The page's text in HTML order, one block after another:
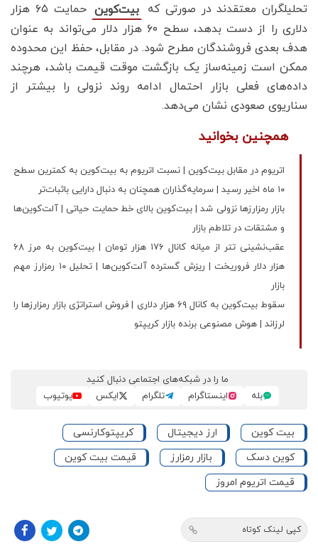
تحلیلگران معتقدند در صورتی که بیت‌کوین
حمایت ۶۵ هزار
دلاری را از دست بدهد، سطح ۶۰ هزار دلار می‌تواند به عنوان
هدف بعدی فروشندگان مطرح شود. در مقابل، حفظ این محدوده
ممکن است زمینه‌ساز یک بازگشت موقت قیمت باشد، هرچند
داده‌های فعلی بازار احتمال ادامه روند نزولی را بیشتر از
سناریوی صعودی نشان می‌دهد.
همچنین بخوانید
اتریوم در مقابل بیت‌کوین | نسبت اتریوم به بیت‌کوین به کمترین سطح
۱۰ ماه اخیر رسید | سرمایه‌گذاران همچنان به دنبال دارایی باثبات‌تر
بازار رمزارزها نزولی شد | بیت‌کوین بالای خط حمایت حیاتی | آلت‌کوین‌ها
و مشتقات در تلاطم بازار
عقب‌نشینی تتر از میانه کانال ۱۷۶ هزار تومان | بیت‌کوین به مرز ۶۸
هزار دلار فروریخت | ریزش گسترده آلت‌کوین‌ها | تحلیل ۱۰ رمزارز مهم
بازار
سقوط بیت‌کوین به کانال ۶۹ هزار دلاری | فروش استراتژی بازار رمزارزها را
لرزاند | هوش مصنوعی برنده بازار کریپتو
ما را در شبکه‌های اجتماعی دنبال کنید
بله
اینستاگرام تلگرام ایکس یوتیوب
بیت کوین ارز دیجیتال
کریپتوکارنسی
کوین دسک
بازار رمزارز
قیمت بیت کوین
قیمت اتریوم امروز
کپی لینک کوتاه